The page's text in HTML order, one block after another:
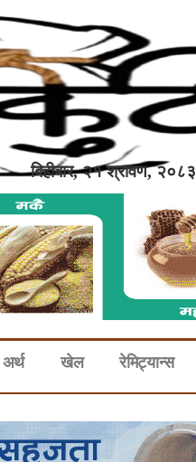
बिहीबार, २१ श्रावण, २०८३
अर्थ खेल रेमिट्यान्स